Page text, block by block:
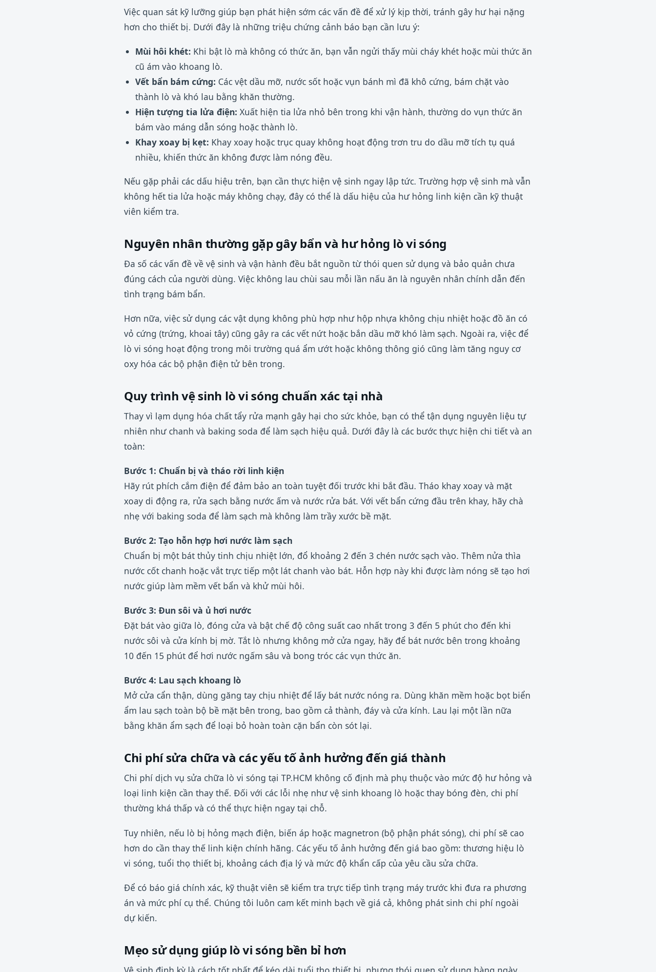
Việc quan sát kỹ lưỡng giúp bạn phát hiện sớm các vấn đề để xử lý kịp thời, tránh gây hư hại nặng
hơn cho thiết bị. Dưới đây là những triệu chứng cảnh báo bạn cần lưu ý:
Mùi hôi khét: Khi bật lò mà không có thức ăn, bạn vẫn ngửi thấy mùi cháy khét hoặc mùi thức ăn
cũ ám vào khoang lò.
Vết bẩn bám cứng: Các vệt dầu mỡ, nước sốt hoặc vụn bánh mì đã khô cứng, bám chặt vào
thành lò và khó lau bằng khăn thường.
Hiện tượng tia lửa điện: Xuất hiện tia lửa nhỏ bên trong khi vận hành, thường do vụn thức ăn
bám vào máng dẫn sóng hoặc thành lò.
Khay xoay bị kẹt: Khay xoay hoặc trục quay không hoạt động trơn tru do dầu mỡ tích tụ quá
nhiều, khiến thức ăn không được làm nóng đều.
Nếu gặp phải các dấu hiệu trên, bạn cần thực hiện vệ sinh ngay lập tức. Trường hợp vệ sinh mà vẫn
không hết tia lửa hoặc máy không chạy, đây có thể là dấu hiệu của hư hỏng linh kiện cần kỹ thuật
viên kiểm tra.
Nguyên nhân thường gặp gây bẩn và hư hỏng lò vi sóng
Đa số các vấn đề về vệ sinh và vận hành đều bắt nguồn từ thói quen sử dụng và bảo quản chưa
đúng cách của người dùng. Việc không lau chùi sau mỗi lần nấu ăn là nguyên nhân chính dẫn đến
tình trạng bám bẩn.
Hơn nữa, việc sử dụng các vật dụng không phù hợp như hộp nhựa không chịu nhiệt hoặc đồ ăn có
vỏ cứng (trứng, khoai tây) cũng gây ra các vết nứt hoặc bắn dầu mỡ khó làm sạch. Ngoài ra, việc để
lò vi sóng hoạt động trong môi trường quá ẩm ướt hoặc không thông gió cũng làm tăng nguy cơ
oxy hóa các bộ phận điện tử bên trong.
Quy trình vệ sinh lò vi sóng chuẩn xác tại nhà
Thay vì lạm dụng hóa chất tẩy rửa mạnh gây hại cho sức khỏe, bạn có thể tận dụng nguyên liệu tự
nhiên như chanh và baking soda để làm sạch hiệu quả. Dưới đây là các bước thực hiện chi tiết và an
toàn:
Bước 1: Chuẩn bị và tháo rời linh kiện
Hãy rút phích cắm điện để đảm bảo an toàn tuyệt đối trước khi bắt đầu. Tháo khay xoay và mặt
xoay di động ra, rửa sạch bằng nước ấm và nước rửa bát. Với vết bẩn cứng đầu trên khay, hãy chà
nhẹ với baking soda để làm sạch mà không làm trầy xước bề mặt.
Bước 2: Tạo hỗn hợp hơi nước làm sạch
Chuẩn bị một bát thủy tinh chịu nhiệt lớn, đổ khoảng 2 đến 3 chén nước sạch vào. Thêm nửa thìa
nước cốt chanh hoặc vắt trực tiếp một lát chanh vào bát. Hỗn hợp này khi được làm nóng sẽ tạo hơi
nước giúp làm mềm vết bẩn và khử mùi hôi.
Bước 3: Đun sôi và ủ hơi nước
Đặt bát vào giữa lò, đóng cửa và bật chế độ công suất cao nhất trong 3 đến 5 phút cho đến khi
nước sôi và cửa kính bị mờ. Tắt lò nhưng không mở cửa ngay, hãy để bát nước bên trong khoảng
10 đến 15 phút để hơi nước ngấm sâu và bong tróc các vụn thức ăn.
Bước 4: Lau sạch khoang lò
Mở cửa cẩn thận, dùng găng tay chịu nhiệt để lấy bát nước nóng ra. Dùng khăn mềm hoặc bọt biển
ẩm lau sạch toàn bộ bề mặt bên trong, bao gồm cả thành, đáy và cửa kính. Lau lại một lần nữa
bằng khăn ẩm sạch để loại bỏ hoàn toàn cặn bẩn còn sót lại.
Chi phí sửa chữa và các yếu tố ảnh hưởng đến giá thành
Chi phí dịch vụ sửa chữa lò vi sóng tại TP.HCM không cố định mà phụ thuộc vào mức độ hư hỏng và
loại linh kiện cần thay thế. Đối với các lỗi nhẹ như vệ sinh khoang lò hoặc thay bóng đèn, chi phí
thường khá thấp và có thể thực hiện ngay tại chỗ.
Tuy nhiên, nếu lò bị hỏng mạch điện, biến áp hoặc magnetron (bộ phận phát sóng), chi phí sẽ cao
hơn do cần thay thế linh kiện chính hãng. Các yếu tố ảnh hưởng đến giá bao gồm: thương hiệu lò
vi sóng, tuổi thọ thiết bị, khoảng cách địa lý và mức độ khẩn cấp của yêu cầu sửa chữa.
Để có báo giá chính xác, kỹ thuật viên sẽ kiểm tra trực tiếp tình trạng máy trước khi đưa ra phương
án và mức phí cụ thể. Chúng tôi luôn cam kết minh bạch về giá cả, không phát sinh chi phí ngoài
dự kiến.
Mẹo sử dụng giúp lò vi sóng bền bỉ hơn